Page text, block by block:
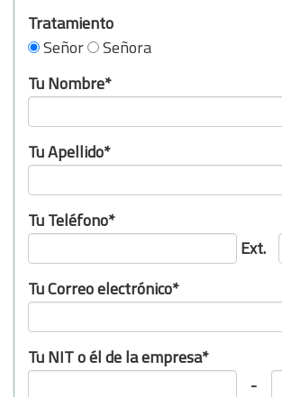
Tratamiento
Señor
Señora
Tu Nombre*
Tu Apellido*
Tu Teléfono*
Ext.
Tu Correo electrónico*
Tu NIT o él de la empresa*
-